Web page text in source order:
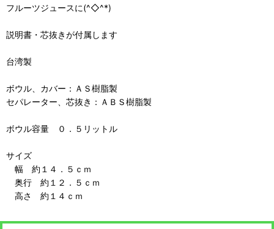
フルーツジュースに(^◇^*)
説明書・芯抜きが付属します
台湾製
ボウル、カバー：ＡＳ樹脂製
セパレーター、芯抜き：ＡＢＳ樹脂製
ボウル容量 ０．５リットル
サイズ
幅 約１４．５ｃｍ
奥行 約１２．５ｃｍ
高さ 約１４ｃｍ